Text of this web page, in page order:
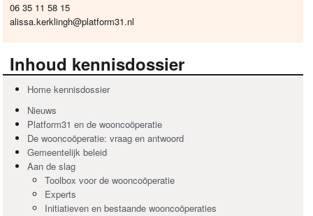
06 35 11 58 15
alissa.kerklingh@platform31.nl
Inhoud kennisdossier
Home kennisdossier
Nieuws
Platform31 en de wooncoöperatie
De wooncoöperatie: vraag en antwoord
Gemeentelijk beleid
Aan de slag
Toolbox voor de wooncoöperatie
Experts
Initiatieven en bestaande wooncoöperaties